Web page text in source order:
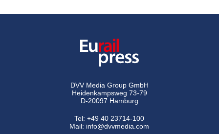
DVV Media Group GmbH
Heidenkampsweg 73-79
D-20097 Hamburg
Tel:+49 40 23714-100
Mail: info@dvvmedia.com